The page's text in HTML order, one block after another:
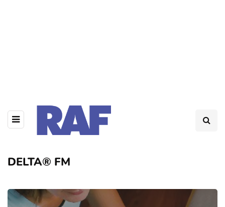
DELTA® FM